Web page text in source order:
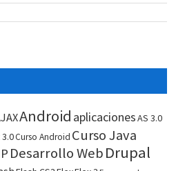
Android aplicacionesAS 3.0
Curso Android Curso Java
Desarrollo WebDrupal